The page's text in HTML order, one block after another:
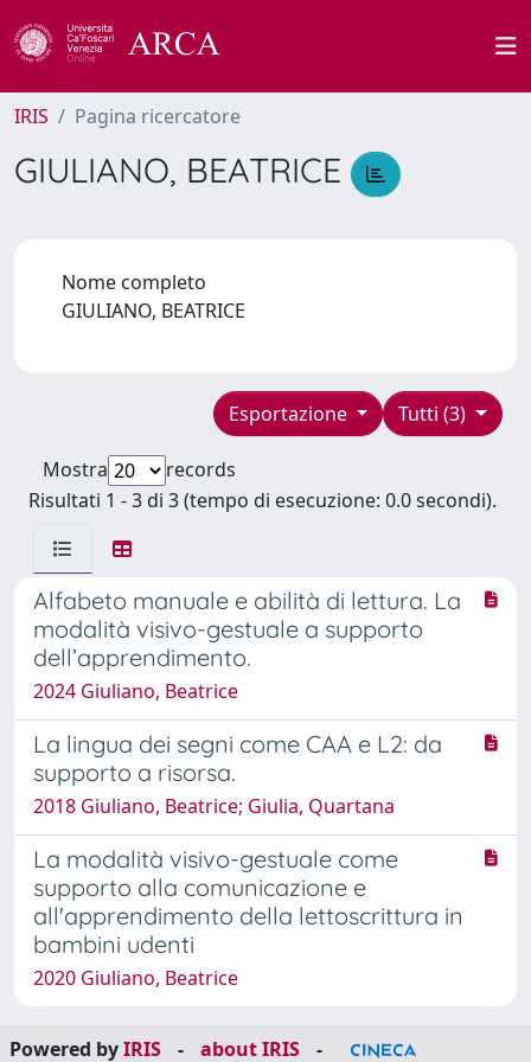
IRIS Pagina ricercatore
GIULIANO, BEATRICE
Nome completo
GIULIANO, BEATRICE
Tutti (3)
Esportazione
Mostra
records
Risultati 1 - 3 di 3 (tempo di esecuzione: 0.0 secondi).
Alfabeto manuale e abilità di lettura. La
modalità visivo-gestuale a supporto
dell’apprendimento.
2024 Giuliano, Beatrice
La lingua dei segni come CAA e L2: da
supporto a risorsa.
2018 Giuliano, Beatrice; Giulia, Quartana
La modalità visivo-gestuale come
supporto alla comunicazione e
all'apprendimento della lettoscrittura in
bambini udenti
2020 Giuliano, Beatrice
Powered byIRIS - about IRIS -